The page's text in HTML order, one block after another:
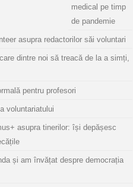
medical pe timp
de pandemie
asupra redactorilor săi voluntari
dintre noi să treacă de la a simți,
pentru profesori
voluntariatului
asupra tinerilor: își depășesc
și am învățat despre democrația